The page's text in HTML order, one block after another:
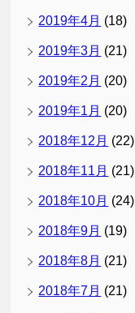
2019年4月 (18)
2019年3月 (21)
2019年2月 (20)
2019年1月 (20)
2018年12月 (22)
2018年11月 (21)
2018年10月 (24)
2018年9月 (19)
2018年8月 (21)
2018年7月 (21)